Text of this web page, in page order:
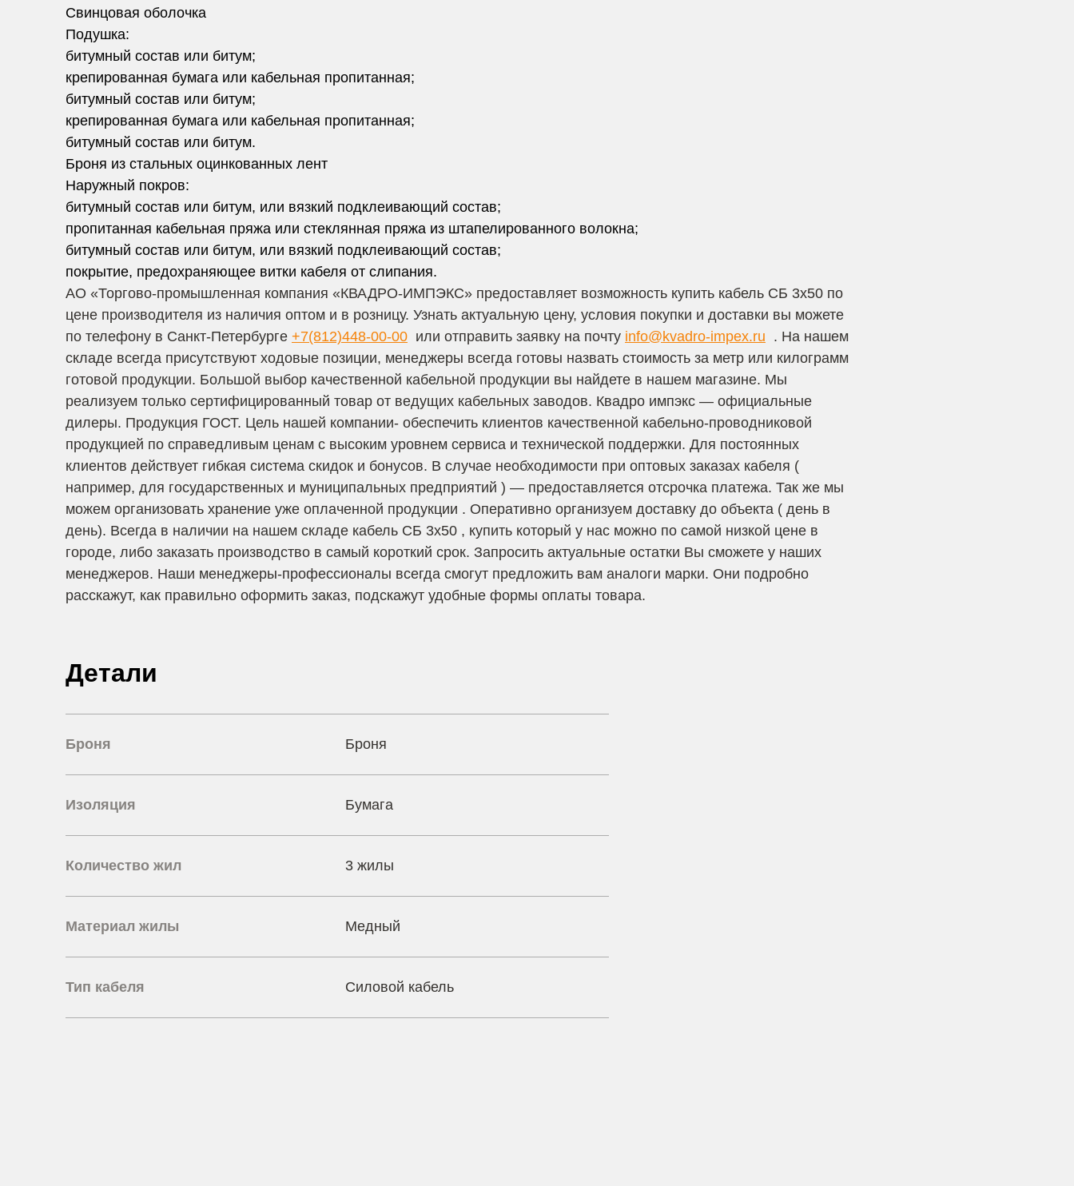
Свинцовая оболочка
Подушка:
битумный состав или битум;
крепированная бумага или кабельная пропитанная;
битумный состав или битум;
крепированная бумага или кабельная пропитанная;
битумный состав или битум.
Броня из стальных оцинкованных лент
Наружный покров:
битумный состав или битум, или вязкий подклеивающий состав;
пропитанная кабельная пряжа или стеклянная пряжа из штапелированного волокна;
битумный состав или битум, или вязкий подклеивающий состав;
покрытие, предохраняющее витки кабеля от слипания.
АО «Торгово-промышленная компания «КВАДРО-ИМПЭКС» предоставляет возможность купить кабель СБ 3х50 по
цене производителя из наличия оптом и в розницу. Узнать актуальную цену, условия покупки и доставки вы можете
по телефону в Санкт-Петербурге +7(812)448-00-00 или отправить заявку на почту info@kvadro-impex.ru . На нашем
складе всегда присутствуют ходовые позиции, менеджеры всегда готовы назвать стоимость за метр или килограмм
готовой продукции. Большой выбор качественной кабельной продукции вы найдете в нашем магазине. Мы
реализуем только сертифицированный товар от ведущих кабельных заводов. Квадро импэкс — официальные
дилеры. Продукция ГОСТ. Цель нашей компании- обеспечить клиентов качественной кабельно-проводниковой
продукцией по справедливым ценам с высоким уровнем сервиса и технической поддержки. Для постоянных
клиентов действует гибкая система скидок и бонусов. В случае необходимости при оптовых заказах кабеля (
например, для государственных и муниципальных предприятий ) — предоставляется отсрочка платежа. Так же мы
можем организовать хранение уже оплаченной продукции . Оперативно организуем доставку до объекта ( день в
день). Всегда в наличии на нашем складе кабель СБ 3х50 , купить который у нас можно по самой низкой цене в
городе, либо заказать производство в самый короткий срок. Запросить актуальные остатки Вы сможете у наших
менеджеров. Наши менеджеры-профессионалы всегда смогут предложить вам аналоги марки. Они подробно
расскажут, как правильно оформить заказ, подскажут удобные формы оплаты товара.
Детали
Броня Броня
Изоляция Бумага
Количество жил 3 жилы
Материал жилы Медный
Тип кабеля Силовой кабель